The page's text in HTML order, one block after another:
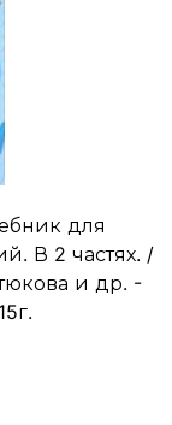
для
В 2 частях. /
и др. -